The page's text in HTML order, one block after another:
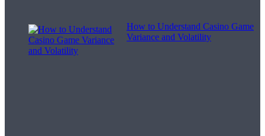
How to Understand Casino Game
Variance and Volatility